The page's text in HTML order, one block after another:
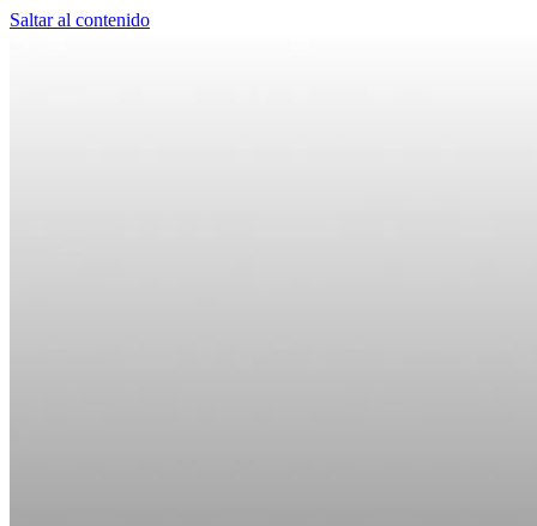
Saltar al contenido